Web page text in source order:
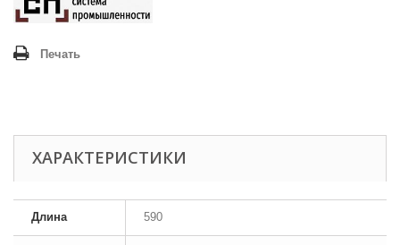
Печать
ХАРАКТЕРИСТИКИ
Длина 590